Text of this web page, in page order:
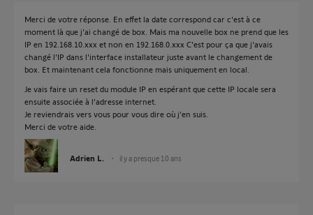
Merci de votre réponse. En effet la date correspond car c'est à ce
moment là que j'ai changé de box. Mais ma nouvelle box ne prend que les
IP en 192.168.10.xxx et non en 192.168.0.xxx C'est pour ça que j'avais
changé l'IP dans l'interface installateur juste avant le changement de
box. Et maintenant cela fonctionne mais uniquement en local.
Je vais faire un reset du module IP en espérant que cette IP locale sera
ensuite associée à l'adresse internet.
Je reviendrais vers vous pour vous dire où j'en suis.
Merci de votre aide.
Adrien L. il y a presque 10 ans